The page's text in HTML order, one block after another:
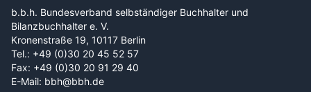
b.b.h. Bundesverband selbständiger Buchhalter und
Bilanzbuchhalter e. V.
Kronenstraße 19, 10117 Berlin
Tel.: +49 (0)30 20 45 52 57
Fax: +49 (0)30 20 91 29 40
E-Mail: bbh@bbh.de